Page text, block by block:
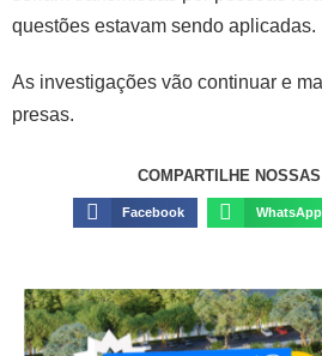
questões estavam sendo aplicadas.
As investigações vão continuar e
presas.
COMPARTILHE
Facebook WhatsApp